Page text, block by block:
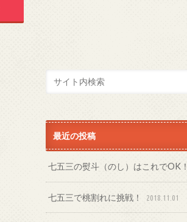
最近の投稿
七五三の熨斗（のし）はこれでOK！
七五三で桃割れに挑戦！ 2018.11.01